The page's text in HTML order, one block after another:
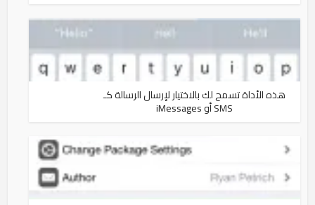
هذه الأداة تسمح لك بالاختيار لإرسال الرسالة كـ
SMS أو iMessages